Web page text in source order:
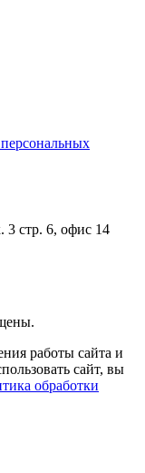
3 стр. 6, офис 14
работы сайта и
сайт, вы
обработки